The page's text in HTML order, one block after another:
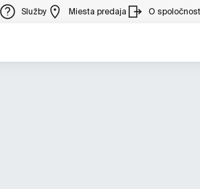
Služby Miesta predaja O